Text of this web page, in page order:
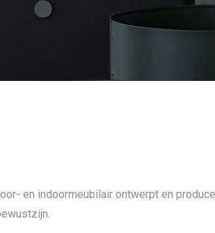
en indoormeubilair ontwerpt en